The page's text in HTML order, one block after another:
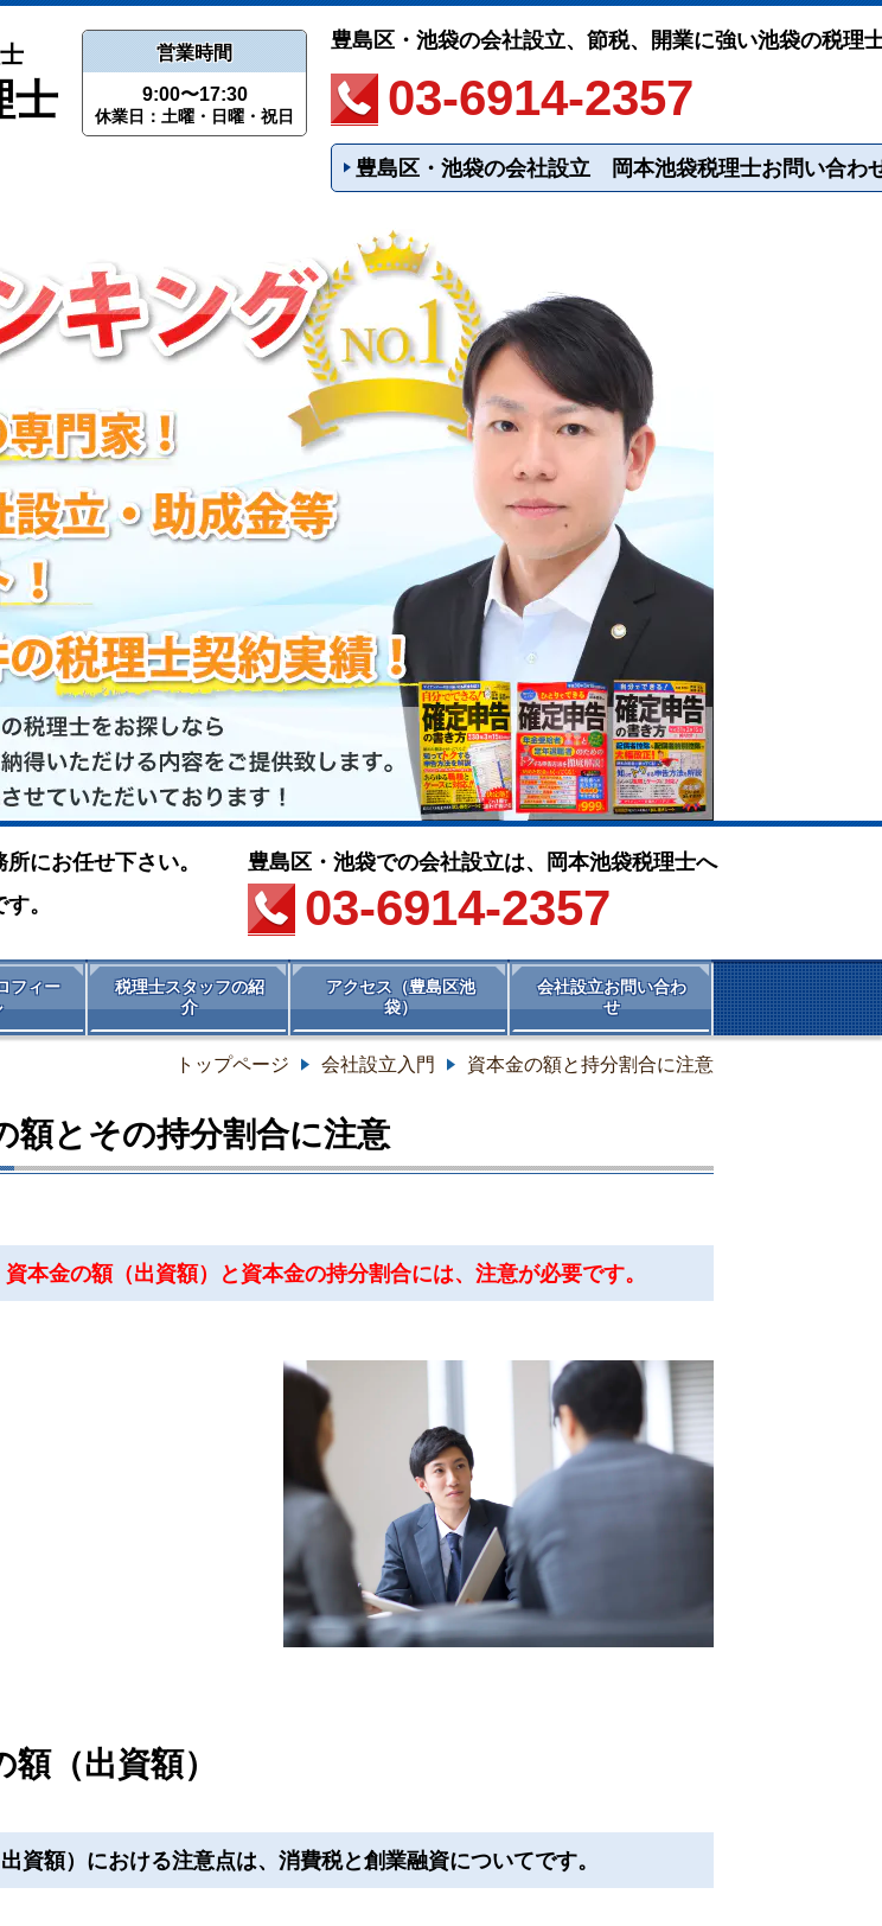
士
営業時間
9:00〜17:30
休業日：土曜・日曜・祝日
豊島区・池袋の会社設立、節税、開業に強い池袋の税理
03-6914-2357
豊島区・池袋の会社設立 岡本池袋税理士お問い合わ
にお任せ下さい。
。
豊島区・池袋での会社設立は、岡本池袋税理士へ
03-6914-2357
フィー
税理士スタッフの紹
介
アクセス（豊島区池
袋）
会社設立お問い合わ
せ
トップページ 会社設立入門 資本金の額と持分割合に注意
額とその持分割合に注意
資本金の額（出資額）と資本金の持分割合には、注意が必要です。
額（出資額）
資額）における注意点は、消費税と創業融資についてです。